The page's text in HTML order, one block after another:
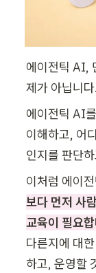
에이전틱 AI,
제가 아닙니다.
에이전틱 AI
이해하고, 어
인지를 판단
이처럼 에이
보다 먼저 사
교육이 필요
다른지에 대
하고, 운영할